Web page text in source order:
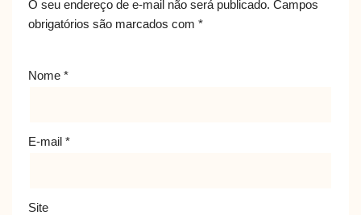
O seu endereço de e-mail não será publicado. Campos
obrigatórios são marcados com *
Nome *
E-mail *
Site